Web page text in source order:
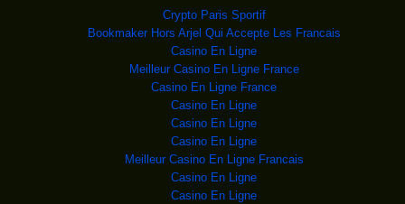
Procès Chebeya : exa
La Haute cour militaire
de la Gombe a examiné, lun
Patron de l’association
Ebola oblige : La RD
Des experts de la Côte
d'Ivoire et de la Républiqu
Cuba souhaite récupé
Le ministre des Affaires
étrangères cubain Bruno
Le Burundi à la veil
Des cyclistes
s'accrochent à un camion, pendant qu
Crypto Paris Sportif
Bookmaker Hors Arjel Qui Accepte Les Francais
Casino En Ligne
Meilleur Casino En Ligne France
Casino En Ligne France
Casino En Ligne
Casino En Ligne
Casino En Ligne
Meilleur Casino En Ligne Francais
Casino En Ligne
Casino En Ligne